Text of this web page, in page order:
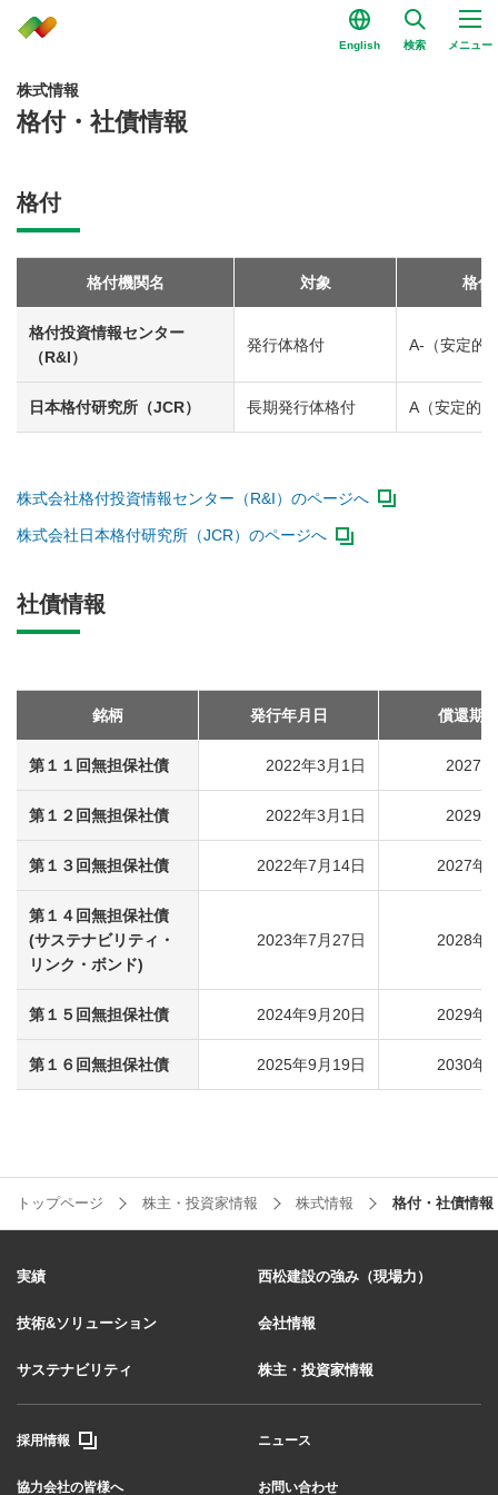
English 検索 メニュー
株式情報
格付・社債情報
格付
格付機関名 対象 格付
格付投資情報センター
（R&I）
発行体格付 A-（安定的
日本格付研究所（JCR） 長期発行体格付 A（安定的）
株式会社格付投資情報センター（R&I）のページへ
株式会社日本格付研究所（JCR）のページへ
社債情報
銘柄 発行年月日 償還期
第１１回無担保社債 2022年3月1日 2027
第１２回無担保社債 2022年3月1日 2029
第１３回無担保社債 2022年7月14日 2027年
第１４回無担保社債
(サステナビリティ・
リンク・ボンド)
2023年7月27日 2028年
第１５回無担保社債 2024年9月20日 2029年
第１６回無担保社債 2025年9月19日 2030年
トップページ 株主・投資家情報 株式情報 格付・社債情報
実績 西松建設の強み（現場力）
技術&ソリューション 会社情報
サステナビリティ 株主・投資家情報
採用情報 ニュース
協力会社の皆様へ お問い合わせ